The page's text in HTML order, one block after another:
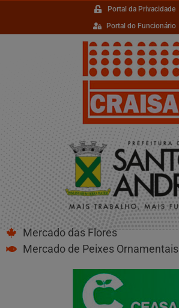
Portal da Privacidade
Portal do Funcionário
Mercado das Flores
Mercado de Peixes Ornamentais